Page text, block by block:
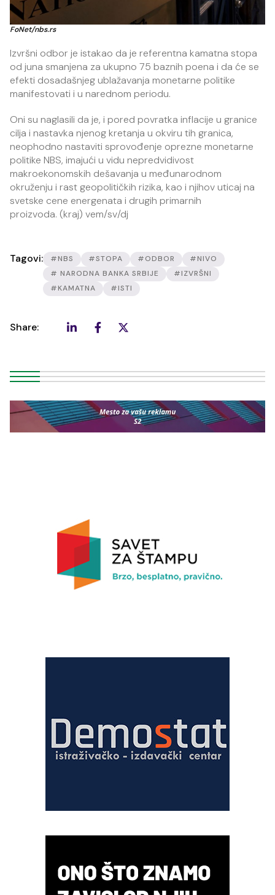
FoNet/nbs.rs
Izvršni odbor je istakao da je referentna kamatna stopa
od juna smanjena za ukupno 75 baznih poena i da će se
efekti dosadašnjeg ublažavanja monetarne politike
manifestovati i u narednom periodu.
Oni su naglasili da je, i pored povratka inflacije u granice
cilja i nastavka njenog kretanja u okviru tih granica,
neophodno nastaviti sprovođenje oprezne monetarne
politike NBS, imajući u vidu nepredvidivost
makroekonomskih dešavanja u međunarodnom
okruženju i rast geopolitičkih rizika, kao i njihov uticaj na
svetske cene energenata i drugih primarnih
proizvoda. (kraj) vem/sv/dj
Tagovi: #NBS #STOPA #ODBOR
#NIVO
# NARODNA BANKA SRBIJE
#IZVRŠNI
#KAMATNA
#ISTI
Share: